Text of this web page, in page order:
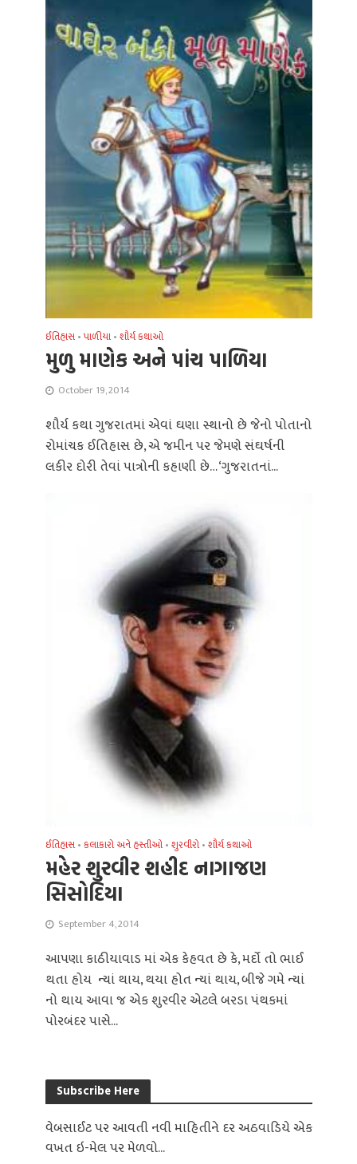
ઈતિહાસ •પાળીયા •શૌર્ય કથાઓ
મુળુ માણેક અને પાંચ પાળિયા
October 19, 2014
શૌર્ય કથા ગુજરાતમાં એવાં ઘણા સ્થાનો છે જેનો પોતાનો
રોમાંચક ઈતિહાસ છે, એ જમીન પર જેમણે સંઘર્ષની
લકીર દોરી તેવાં પાત્રોની કહાણી છે… ‘ગુજરાતનાં...
ઈતિહાસ •કલાકારો અને હસ્તીઓ •શુરવીરો •શૌર્ય કથાઓ
મહેર શુરવીર શહીદ નાગાજણ
સિસોદિયા
September 4, 2014
આપણા કાઠીયાવાડ માં એક કેહવત છે કે, મર્દો તો ભાઈ
થતા હોય ન્યાં થાય, થયા હોત ન્યાં થાય, બીજે ગમે ન્યાં
નો થાય આવા જ એક શુરવીર એટલે બરડા પંથકમાં
પોરબંદર પાસે...
Subscribe Here
વેબસાઈટ પર આવતી નવી માહિતીને દર અઠવાડિયે એક
વખત ઇ-મેલ પર મેળવો...